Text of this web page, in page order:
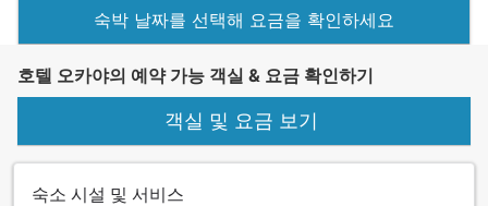
숙박 날짜를 선택해 요금을 확인하세요
호텔 오카야의 예약 가능 객실 & 요금 확인하기
객실 및 요금 보기
숙소 시설 및 서비스